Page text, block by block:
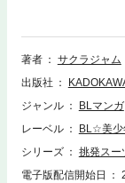
オ）。今や自宅に帰
る日の夜、神山のシ
のディスプレイには
たはずなのに、まさ
浮気の匂いを嗅ぎつ
『挑発スーツの香り
著者
サクラジャム
出版社
ジャンル
BLマンガ
レーベル
BL☆美少
シリーズ
挑発スー
電子版配信開始日